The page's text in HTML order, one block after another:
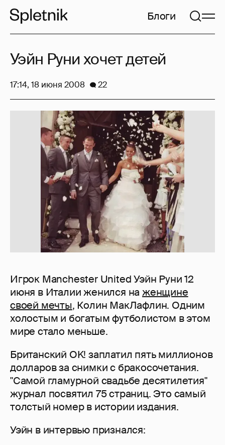
Блоги
Игрок Manchester United Уэйн Руни 12
июня в Италии женился наженщине
своей мечты, Колин МакЛафлин. Одним
холостым и богатым футболистом в этом
мире стало меньше.
Британский OK! заплатил пять миллионов
долларов за снимки с бракосочетания.
"Самой гламурной свадьбе десятилетия"
журнал посвятил 75 страниц. Это самый
толстый номер в истории издания.
Уэйн в интервью признался:
Уэйн Руни хочет детей
17:14, 18 июня 2008 22